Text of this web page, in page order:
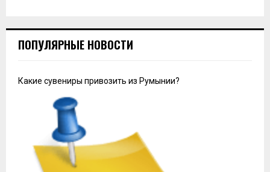
ПОПУЛЯРНЫЕ НОВОСТИ
Какие сувениры привозить из Румынии?